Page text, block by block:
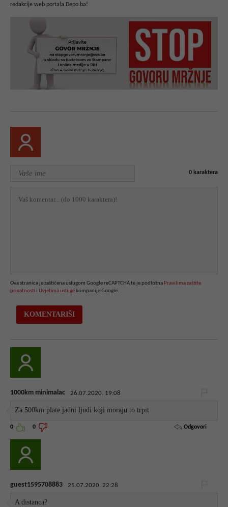
redakcije web portala Depo.ba!
0 karaktera
Ova stranica je zaštićena uslugom Google reCAPTCHA te je podložna Pravilima zaštite
privatnosti i Uvjetima uslugekompanije Google.
1000km minimalac 26.07.2020. 19:08
Za 500km plate jadni ljudi koji moraju to trpit
0 0 Odgovori
guest1595708883 25.07.2020. 22:28
A distanca?